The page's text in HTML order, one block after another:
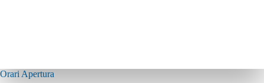
Orari Apertura